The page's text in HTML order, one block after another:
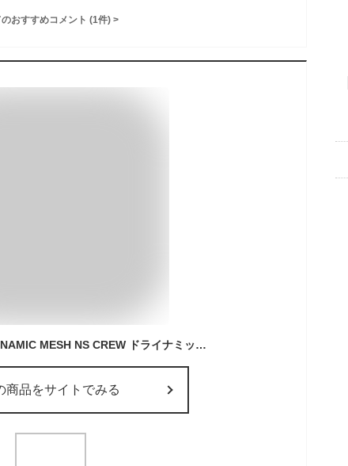
おすすめコメント (1件) >
MILLET(ミレー) DRYNAMIC MESH NS CREW ドライナミック メッシュ ノースリーブ クルー メンズ トップ 肌着 スポーツ 快適 汗【メール便対応可】 [MIVO1248]
商品をサイトでみる